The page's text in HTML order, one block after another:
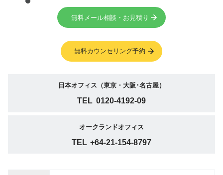
無料メール相談・お見積り
無料カウンセリング予約
日本オフィス（東京・大阪･名古屋）
TEL 0120-4192-09
オークランドオフィス
TEL +64-21-154-8797